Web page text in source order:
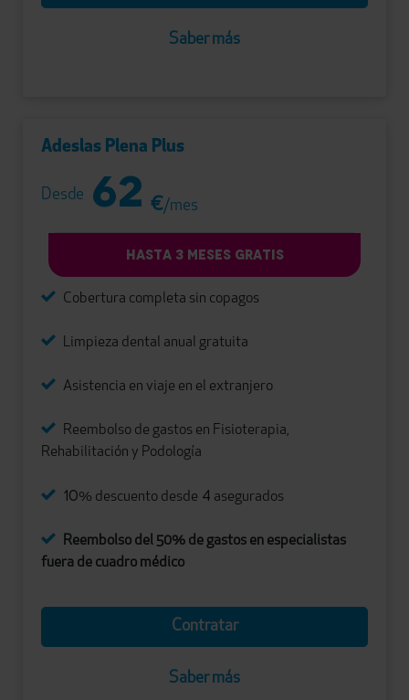
Saber más
Adeslas Plena Plus
Desde 62 €/mes
HASTA 3 MESES GRATIS
Cobertura completa sin copagos
Limpieza dental anual gratuita
Asistencia en viaje en el extranjero
Reembolso de gastos en Fisioterapia,
Rehabilitación y Podología
10% descuento desde 4 asegurados
Reembolso del 50% de gastos en especialistas
fuera de cuadro médico
Contratar
Saber más